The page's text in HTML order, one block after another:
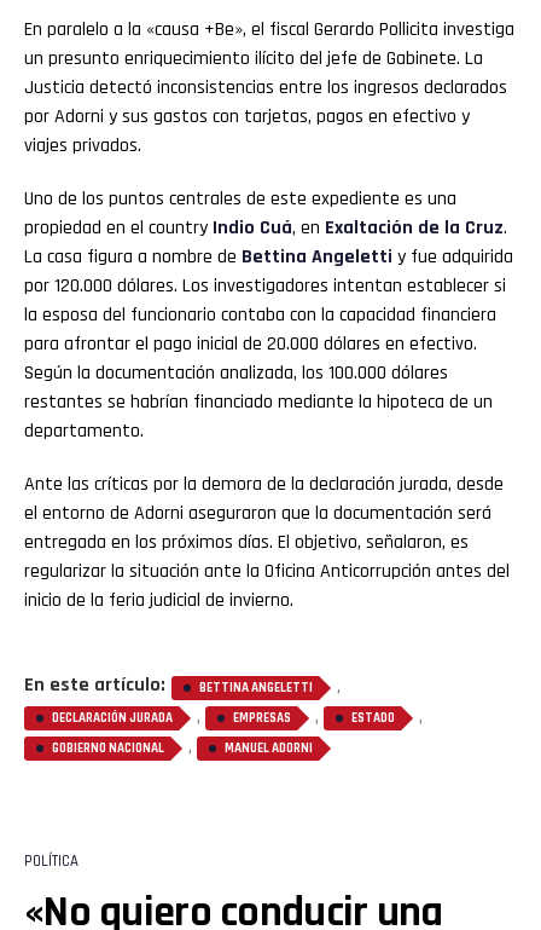
En paralelo a la «causa +Be», el fiscal Gerardo Pollicita investiga
un presunto enriquecimiento ilícito del jefe de Gabinete. La
Justicia detectó inconsistencias entre los ingresos declarados
por Adorni y sus gastos con tarjetas, pagos en efectivo y
viajes privados.
Uno de los puntos centrales de este expediente es una
propiedad en el country Indio Cuá, en Exaltación de la Cruz.
La casa figura a nombre de Bettina Angeletti y fue adquirida
por 120.000 dólares. Los investigadores intentan establecer si
la esposa del funcionario contaba con la capacidad financiera
para afrontar el pago inicial de 20.000 dólares en efectivo.
Según la documentación analizada, los 100.000 dólares
restantes se habrían financiado mediante la hipoteca de un
departamento.
Ante las críticas por la demora de la declaración jurada, desde
el entorno de Adorni aseguraron que la documentación será
entregada en los próximos días. El objetivo, señalaron, es
regularizar la situación ante la Oficina Anticorrupción antes del
inicio de la feria judicial de invierno.
En este artículo: BETTINA ANGELETTI ,
DECLARACIÓN JURADA , EMPRESAS , ESTADO ,
GOBIERNO NACIONAL , MANUEL ADORNI
POLÍTICA
«No quiero conducir una
Flipboard
Reddit
Pinterest
Whatsapp
Email